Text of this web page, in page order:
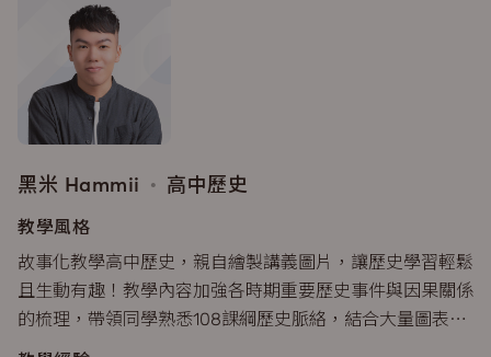
黑米 Hammii • 高中歷史
教學風格
故事化教學高中歷史，親自繪製講義圖片，讓歷史學習輕鬆
且生動有趣！教學內容加強各時期重要歷史事件與因果關係
的梳理，帶領同學熟悉108課綱歷史脈絡，結合大量圖表的
圖像式學習法，加深學習印象。